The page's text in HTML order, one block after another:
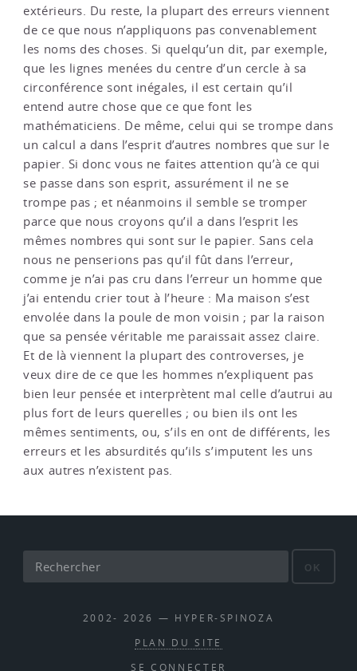
extérieurs. Du reste, la plupart des erreurs viennent
de ce que nous n’appliquons pas convenablement
les noms des choses. Si quelqu’un dit, par exemple,
que les lignes menées du centre d’un cercle à sa
circonférence sont inégales, il est certain qu’il
entend autre chose que ce que font les
mathématiciens. De même, celui qui se trompe dans
un calcul a dans l’esprit d’autres nombres que sur le
papier. Si donc vous ne faites attention qu’à ce qui
se passe dans son esprit, assurément il ne se
trompe pas ; et néanmoins il semble se tromper
parce que nous croyons qu’il a dans l’esprit les
mêmes nombres qui sont sur le papier. Sans cela
nous ne penserions pas qu’il fût dans l’erreur,
comme je n’ai pas cru dans l’erreur un homme que
j’ai entendu crier tout à l’heure : Ma maison s’est
envolée dans la poule de mon voisin ; par la raison
que sa pensée véritable me paraissait assez claire.
Et de là viennent la plupart des controverses, je
veux dire de ce que les hommes n’expliquent pas
bien leur pensée et interprètent mal celle d’autrui au
plus fort de leurs querelles ; ou bien ils ont les
mêmes sentiments, ou, s’ils en ont de différents, les
erreurs et les absurdités qu’ils s’imputent les uns
aux autres n’existent pas.
OK
2002- 2026 — HYPER-SPINOZA
PLAN DU SITE
SE CONNECTER